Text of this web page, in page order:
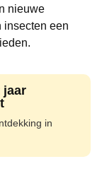
nieuwe
insecten een
jaar
in